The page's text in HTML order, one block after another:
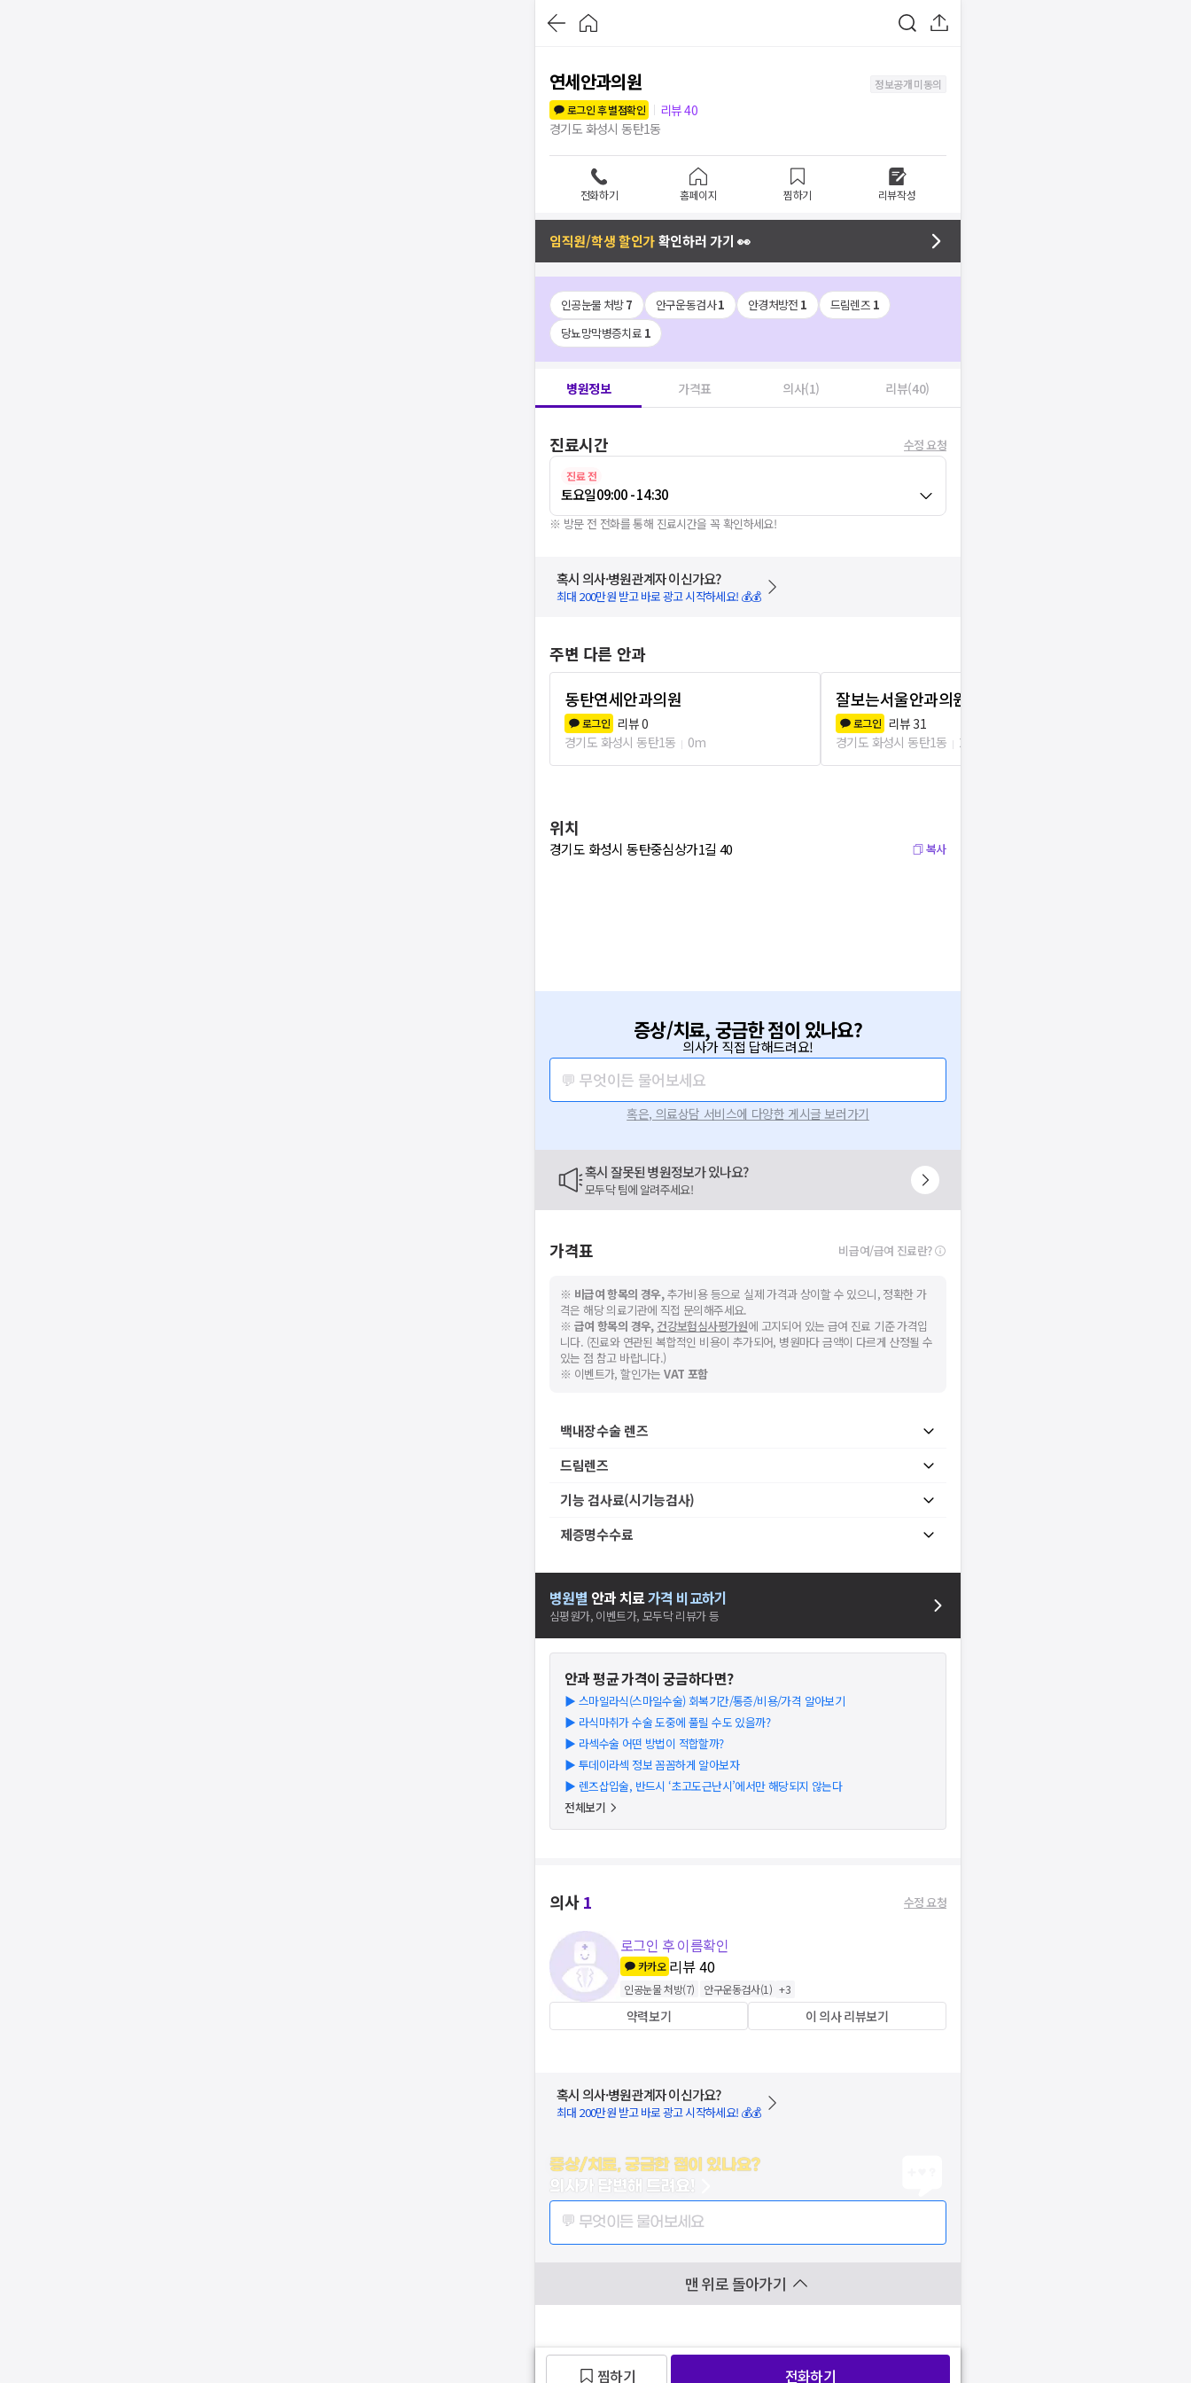
연세안과의원
정보공개 미동의
로그인 후 별점확인
리뷰40
경기도 화성시 동탄1동
전화하기 홈페이지 찜하기 리뷰작성
임직원/학생 할인가확인하러 가기 👀
인공눈물 처방7 안구운동검사1 안경처방전 1 드림렌즈 1
당뇨망막병증치료 1
병원정보 가격표 의사(1) 리뷰(40)
진료시간 수정 요청
진료 전
토요일09:00 - 14:30
※ 방문 전 전화를 통해 진료시간을 꼭 확인하세요!
혹시 의사·병원관계자 이신가요?
최대 200만원 받고 바로 광고 시작하세요! 💰💰
주변 다른 안과
동탄연세안과의원
로그인 리뷰0
경기도 화성시 동탄1동
0m
잘보는서울안과의원
로그인 리뷰 31
경기도 화성시 동탄1동
248m
위치
경기도 화성시 동탄중심상가1길 40 복사
증상/치료, 궁금한 점이 있나요?
의사가 직접 답해드려요!
💬 무엇이든 물어보세요
혹은, 의료상담 서비스에 다양한 게시글 보러가기
혹시 잘못된 병원정보가 있나요?
모두닥 팀에 알려주세요!
가격표 비급여/급여 진료란?
※ 비급여 항목의 경우,추가비용 등으로 실제 가격과 상이할 수 있으니, 정확한 가
격은 해당 의료기관에 직접 문의해주세요.
※ 급여 항목의 경우, 건강보험심사평가원에 고지되어 있는 급여 진료 기준 가격입
니다. (진료와 연관된 복합적인 비용이 추가되어, 병원마다 금액이 다르게 산정될 수
있는 점 참고 바랍니다.)
※ 이벤트가, 할인가는VAT 포함
백내장수술 렌즈
드림렌즈
기능 검사료(시기능검사)
제증명수수료
병원별 안과치료가격 비교하기
심평원가, 이벤트가, 모두닥 리뷰가 등
안과평균 가격이 궁금하다면?
▶ 스마일라식(스마일수술) 회복기간/통증/비용/가격 알아보기
▶ 라식마취가 수술 도중에 풀릴 수도 있을까?
▶ 라섹수술 어떤 방법이 적합할까?
▶ 투데이라섹 정보 꼼꼼하게 알아보자
▶ 렌즈삽입술, 반드시 ‘초고도근난시’에서만 해당되지 않는다
전체보기
의사1 수정 요청
로그인 후 이름확인
카카오 리뷰40
인공눈물 처방(7) 안구운동검사(1) +3
약력보기 이 의사 리뷰보기
혹시 의사·병원관계자 이신가요?
최대 200만원 받고 바로 광고 시작하세요! 💰💰
증상/치료, 궁금한 점이 있나요?
의사가 답변해 드려요!
💬 무엇이든 물어보세요
맨 위로 돌아가기
찜하기 전화하기